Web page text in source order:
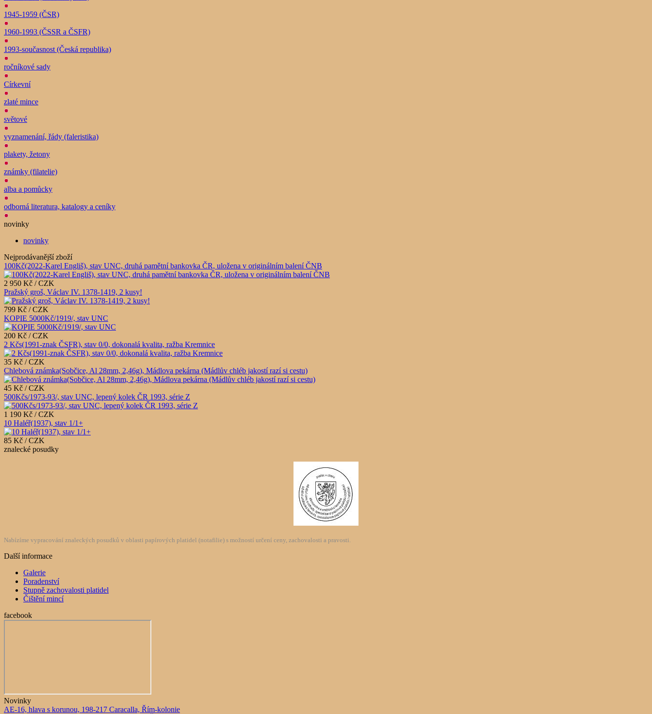
1945-1959 (ČSR)
1960-1993 (ČSSR a ČSFR)
1993-současnost (Česká republika)
ročníkové sady
Církevní
zlaté mince
světové
vyznamenání, řády (faleristika)
plakety, žetony
známky (filatelie)
alba a pomůcky
odborná literatura, katalogy a ceníky
novinky
novinky
Nejprodávanější zboží
100Kč(2022-Karel Engliš), stav UNC, druhá pamětní bankovka ČR, uložena v originálním balení ČNB
2 950 Kč / CZK
Pražský groš, Václav IV. 1378-1419, 2 kusy!
799 Kč / CZK
KOPIE 5000Kč/1919/, stav UNC
200 Kč / CZK
2 Kčs(1991-znak ČSFR), stav 0/0, dokonalá kvalita, ražba Kremnice
35 Kč / CZK
Chlebová známka(Sobčice, Al 28mm, 2,46g), Mádlova pekárna (Mádlův chléb jakostí razí si cestu)
45 Kč / CZK
500Kčs/1973-93/, stav UNC, lepený kolek ČR 1993, série Z
1 190 Kč / CZK
10 Haléř(1937), stav 1/1+
85 Kč / CZK
znalecké posudky
Nabízíme vypracování znaleckých posudků v oblasti papírových platidel (notafilie) s možností určení ceny, zachovalosti a pravosti.
Další informace
Galerie
Poradenství
Stupně zachovalosti platidel
Čištění mincí
facebook
Novinky
AE-16, hlava s korunou, 198-217 Caracalla, Řím-kolonie